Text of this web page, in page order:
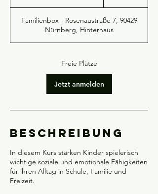
i
n
n
a
:
2
.
v
Familienbox - Rosenaustraße 7, 90429
Nürnberg, Hinterhaus
Freie Plätze
Jetzt anmelden
Beschreibung
In diesem Kurs stärken Kinder spielerisch
wichtige soziale und emotionale Fähigkeiten
für ihren Alltag in Schule, Familie und
Freizeit.